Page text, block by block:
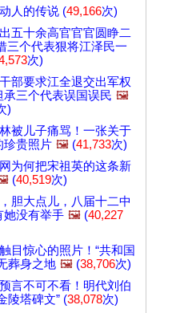
人的传说 (49,166次)
五十余高官官官圆睁二
三个代表狠将江泽民一
次)
部要求江全退交出军权
承三个代表误国误民 🖼️
)
被儿子痛骂！一张关于
珍贵照片 🖼️ (41,733次)
为何把宋祖英的这条新
(40,519次)
胆大点儿，八届十二中
她没有举手 🖼️ (40,227
目惊心的照片！“共和国
葬身之地 🖼️ (38,706次)
言不可不看！明代刘伯
陵塔碑文” (38,078次)